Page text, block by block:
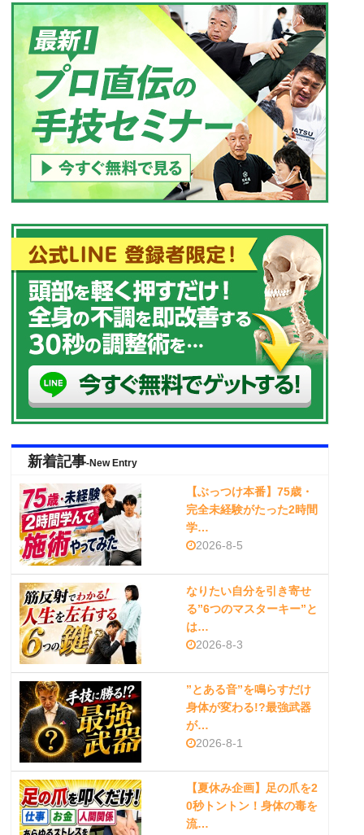
新着記事-New Entry
【ぶっつけ本番】75歳・
完全未経験がたった2時間
学…
2026-8-5
なりたい自分を引き寄せ
る”6つのマスターキー”と
は…
2026-8-3
”とある音”を鳴らすだけ
身体が変わる!?最強武器
が…
2026-8-1
【夏休み企画】足の爪を2
0秒トントン！身体の毒を
流…